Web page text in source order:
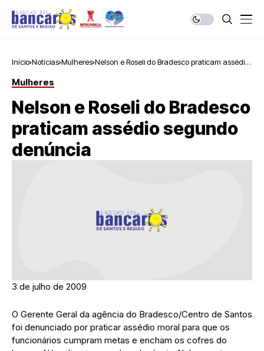
Início Notícias Mulheres Nelson e Roseli do Bradesco praticam assédio
Mulheres
Nelson e Roseli do Bradesco
praticam assédio segundo
denúncia
3 de julho de 2009
O Gerente Geral da agência do Bradesco/Centro de Santos
foi denunciado por praticar assédio moral para que os
funcionários cumpram metas e encham os cofres do